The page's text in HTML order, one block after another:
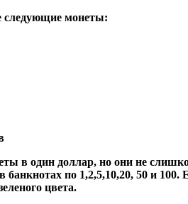
монеты:
в один доллар, но они не
по 1,2,5,10,20, 50 и 100.
цвета.